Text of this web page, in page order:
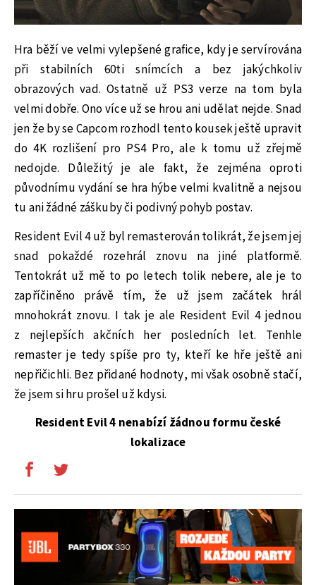
Hra běží ve velmi vylepšené grafice, kdy je servírována
při stabilních 60ti snímcích a bez jakýchkoliv
obrazových vad. Ostatně už PS3 verze na tom byla
velmi dobře. Ono více už se hrou ani udělat nejde. Snad
jen že by se Capcom rozhodl tento kousek ještě upravit
do 4K rozlišení pro PS4 Pro, ale k tomu už zřejmě
nedojde. Důležitý je ale fakt, že zejména oproti
původnímu vydání se hra hýbe velmi kvalitně a nejsou
tu ani žádné záškuby či podivný pohyb postav.
Resident Evil 4 už byl remasterován tolikrát, že jsem jej
snad pokaždé rozehrál znovu na jiné platformě.
Tentokrát už mě to po letech tolik nebere, ale je to
zapříčiněno právě tím, že už jsem začátek hrál
mnohokrát znovu. I tak je ale Resident Evil 4 jednou
z nejlepších akčních her posledních let. Tenhle
remaster je tedy spíše pro ty, kteří ke hře ještě ani
nepřičichli. Bez přidané hodnoty, mi však osobně stačí,
že jsem si hru prošel už kdysi.
Resident Evil 4 nenabízí žádnou formu české
lokalizace